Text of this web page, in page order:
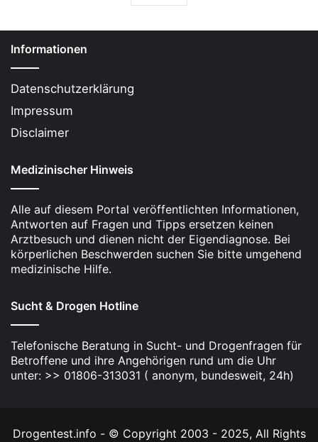
Informationen
Datenschutzerklärung
Impressum
Disclaimer
Medizinischer Hinweis
Alle auf diesem Portal veröffentlichten Informationen,
Antworten auf Fragen und Tipps ersetzen keinen
Arztbesuch und dienen nicht der Eigendiagnose. Bei
körperlichen Beschwerden suchen Sie bitte umgehend
medizinische Hilfe.
Sucht & Drogen Hotline
Telefonische Beratung in Sucht- und Drogenfragen für
Betroffene und ihre Angehörigen rund um die Uhr
unter: >> 01806-313031 ( anonym, bundesweit, 24h)
Drogentest.info - © Copyright 2003 - 2025, All Rights